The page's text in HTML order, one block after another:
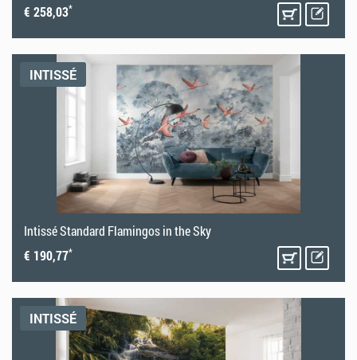
€ 258,03*
INTISSÉ
Intissé Standard Flamingos in the Sky
€ 190,77*
INTISSÉ